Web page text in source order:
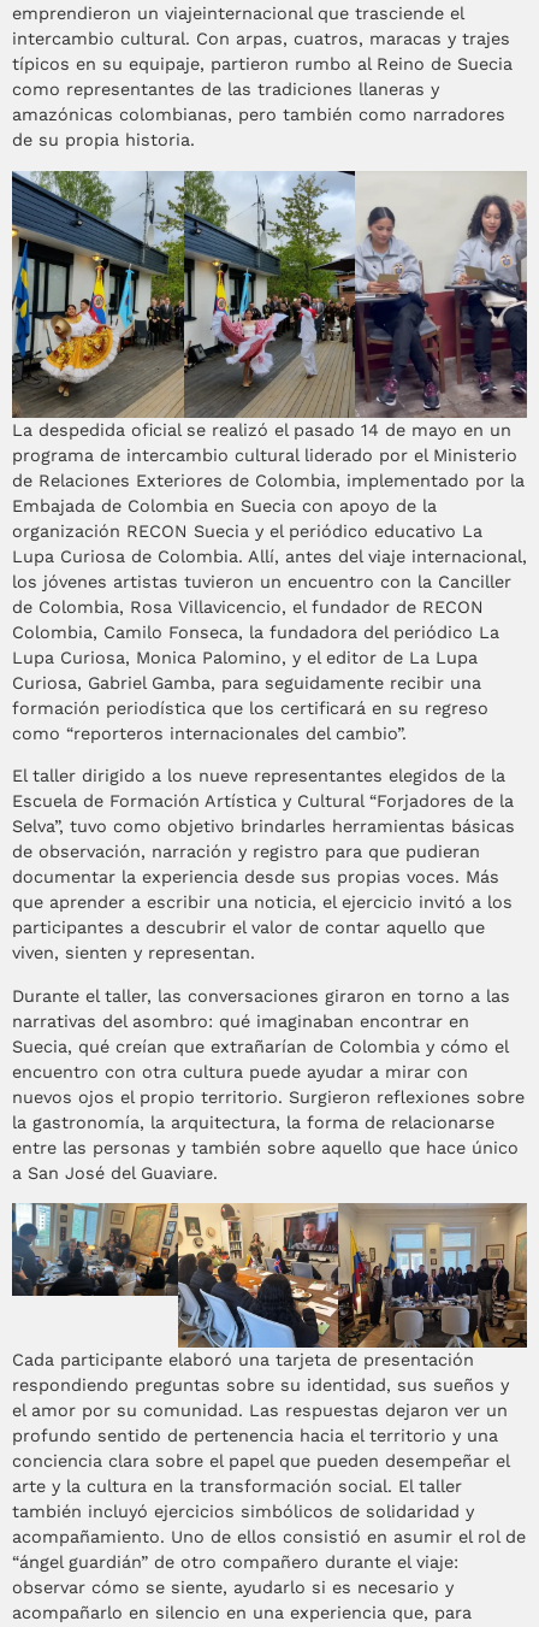
emprendieron un viajeinternacional que trasciende el
intercambio cultural. Con arpas, cuatros, maracas y trajes
típicos en su equipaje, partieron rumbo al Reino de Suecia
como representantes de las tradiciones llaneras y
amazónicas colombianas, pero también como narradores
de su propia historia.
La despedida oficial se realizó el pasado 14 de mayo en un
programa de intercambio cultural liderado por el Ministerio
de Relaciones Exteriores de Colombia, implementado por la
Embajada de Colombia en Suecia con apoyo de la
organización RECON Suecia y el periódico educativo La
Lupa Curiosa de Colombia. Allí, antes del viaje internacional,
los jóvenes artistas tuvieron un encuentro con la Canciller
de Colombia, Rosa Villavicencio, el fundador de RECON
Colombia, Camilo Fonseca, la fundadora del periódico La
Lupa Curiosa, Monica Palomino, y el editor de La Lupa
Curiosa, Gabriel Gamba, para seguidamente recibir una
formación periodística que los certificará en su regreso
como “reporteros internacionales del cambio”.
El taller dirigido a los nueve representantes elegidos de la
Escuela de Formación Artística y Cultural “Forjadores de la
Selva”, tuvo como objetivo brindarles herramientas básicas
de observación, narración y registro para que pudieran
documentar la experiencia desde sus propias voces. Más
que aprender a escribir una noticia, el ejercicio invitó a los
participantes a descubrir el valor de contar aquello que
viven, sienten y representan.
Durante el taller, las conversaciones giraron en torno a las
narrativas del asombro: qué imaginaban encontrar en
Suecia, qué creían que extrañarían de Colombia y cómo el
encuentro con otra cultura puede ayudar a mirar con
nuevos ojos el propio territorio. Surgieron reflexiones sobre
la gastronomía, la arquitectura, la forma de relacionarse
entre las personas y también sobre aquello que hace único
a San José del Guaviare.
Cada participante elaboró una tarjeta de presentación
respondiendo preguntas sobre su identidad, sus sueños y
el amor por su comunidad. Las respuestas dejaron ver un
profundo sentido de pertenencia hacia el territorio y una
conciencia clara sobre el papel que pueden desempeñar el
arte y la cultura en la transformación social. El taller
también incluyó ejercicios simbólicos de solidaridad y
acompañamiento. Uno de ellos consistió en asumir el rol de
“ángel guardián” de otro compañero durante el viaje:
observar cómo se siente, ayudarlo si es necesario y
acompañarlo en silencio en una experiencia que, para